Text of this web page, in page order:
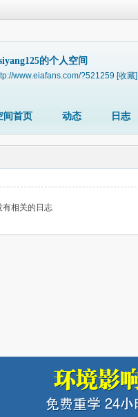
的个人空间
www.eiafans.com/?521259 [收藏]
间首页 动态 日志
有相关的日志